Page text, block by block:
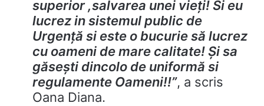
superior ,salvarea unei vieți! Si eu
lucrez in sistemul public de
Urgență si este o bucurie să lucrez
cu oameni de mare calitate! Și sa
găsești dincolo de uniformă si
regulamente Oameni!!”, a scris
Oana Diana.